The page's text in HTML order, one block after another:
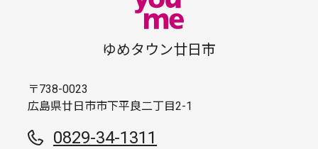
ゆめタウン廿日市
〒738-0023
広島県廿日市市下平良二丁目2-1
0829-34-1311